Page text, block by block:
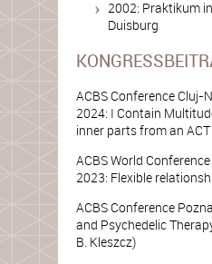
2002: Praktikum
Duisburg
ACBS Conference Cluj-
2024: I Contain
inner parts from an
ACBS World
2023: Flexible
ACBS Conference
and Psychedelic
B. Kleszcz)